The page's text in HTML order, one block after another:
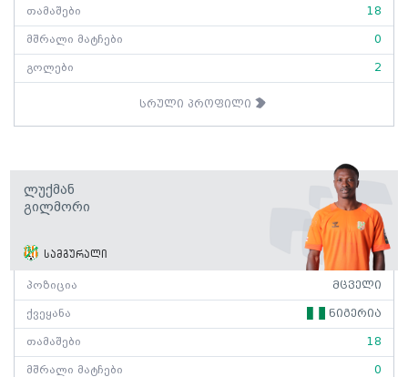
თამაშები 18
მშრალი მატჩები 0
გოლები 2
სრული პროფილი
Ლუქმან
Გილმორი
სამგურალი
პოზიცია მცველი
ქვეყანა ნიგერია
თამაშები 18
მშრალი მატჩები 0